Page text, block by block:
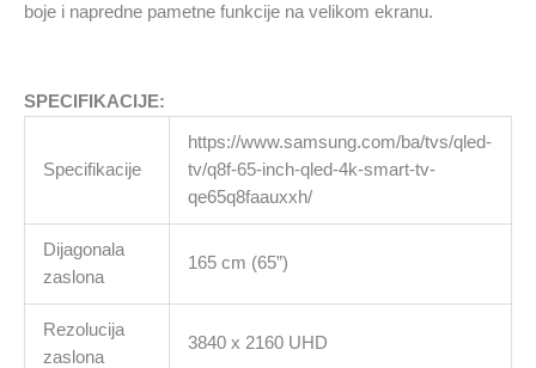
boje i napredne pametne funkcije na velikom ekranu.
SPECIFIKACIJE:
Specifikacije
https://www.samsung.com/ba/tvs/qled-
tv/q8f-65-inch-qled-4k-smart-tv-
qe65q8faauxxh/
Dijagonala
zaslona
165 cm (65”)
Rezolucija
zaslona
3840 x 2160 UHD